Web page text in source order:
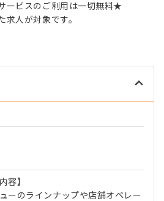
ービスのご利用は一切無料★
人が対象です。
容】
ーのラインナップや店舗オペレー